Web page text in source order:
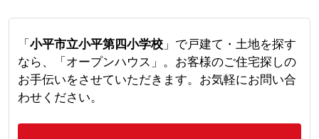
「 小平市立小平第四小学校」で戸建て・土地を探す
なら、「オープンハウス」。お客様のご住宅探しの
お手伝いをさせていただきます。お気軽にお問い合
わせください。